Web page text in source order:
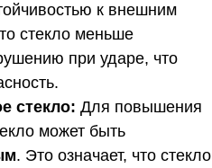
к внешним
стекло меньше
при ударе, что
стекло: Для повышения
может быть
. Это означает, что стекло